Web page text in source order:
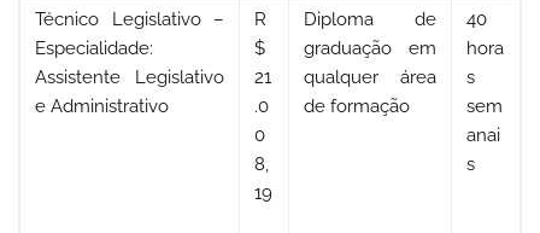
Técnico Legislativo –
Especialidade:
Assistente Legislativo
e Administrativo
R
$
21
.0
0
8,
19
Diploma de
graduação em
qualquer área
de formação
40
hora
s
sem
anai
s